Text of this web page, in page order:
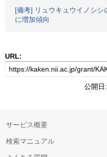
[備考] リュウキュウイノシ
に増加傾向
URL:
公開
サービス概要
検索マニュアル